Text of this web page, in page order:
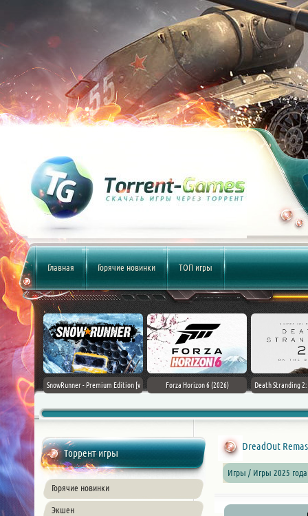
Главная Горячие новинки ТОП игры
Flag
PC
SnowRunner - Premium Edition [v
Forza Horizon 6 (2026) Death Stranding
Торрент игры
Горячие новинки
Экшен
DreadOut
Игры / Игры 2025